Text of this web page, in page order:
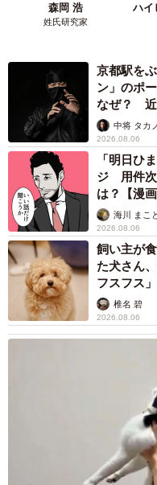
森岡 浩
姓氏研究家
ハイ
京都駅を
ン」のポ
なぜ？ 近
未熟」中将 タカ
2026.08.06
「明日ひ
ジ 用件次
は？【漫画
海川 まこ
2026.08.06
飼い主が
た犬さん
フスフス
椎名 碧
2026.08.06